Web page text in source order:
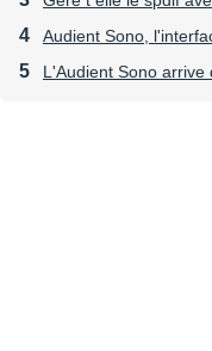
Audient Sono,
L'Audient Sono arrive